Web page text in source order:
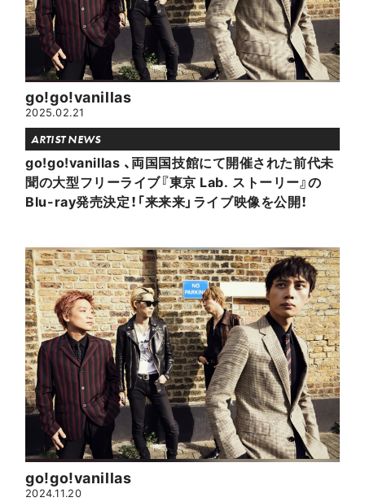
go!go!vanillas
2025.02.21
ARTIST NEWS
go!go!vanillas 、両国国技館にて開催された前代未
聞の大型フリーライブ『東京 Lab. ストーリー』の
Blu-ray発売決定！「来来来」ライブ映像を公開！
go!go!vanillas
2024.11.20